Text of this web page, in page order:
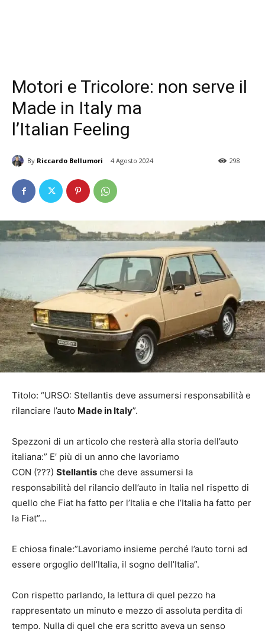
Motori e Tricolore: non serve il
Made in Italy ma
l’Italian Feeling
By Riccardo Bellumori 4 Agosto 2024 298
Titolo: “URSO: Stellantis deve assumersi responsabilità e
rilanciare l’auto Made in Italy”.
Spezzoni di un articolo che resterà alla storia dell’auto
italiana:” E’ più di un anno che lavoriamo
CON (???) Stellantis che deve assumersi la
responsabilità del rilancio dell’auto in Italia nel rispetto di
quello che Fiat ha fatto per l’Italia e che l’Italia ha fatto per
la Fiat”…
E chiosa finale:”Lavoriamo insieme perché l’auto torni ad
essere orgoglio dell’Italia, il sogno dell’Italia”.
Con rispetto parlando, la lettura di quel pezzo ha
rappresentato un minuto e mezzo di assoluta perdita di
tempo. Nulla di quel che era scritto aveva un senso